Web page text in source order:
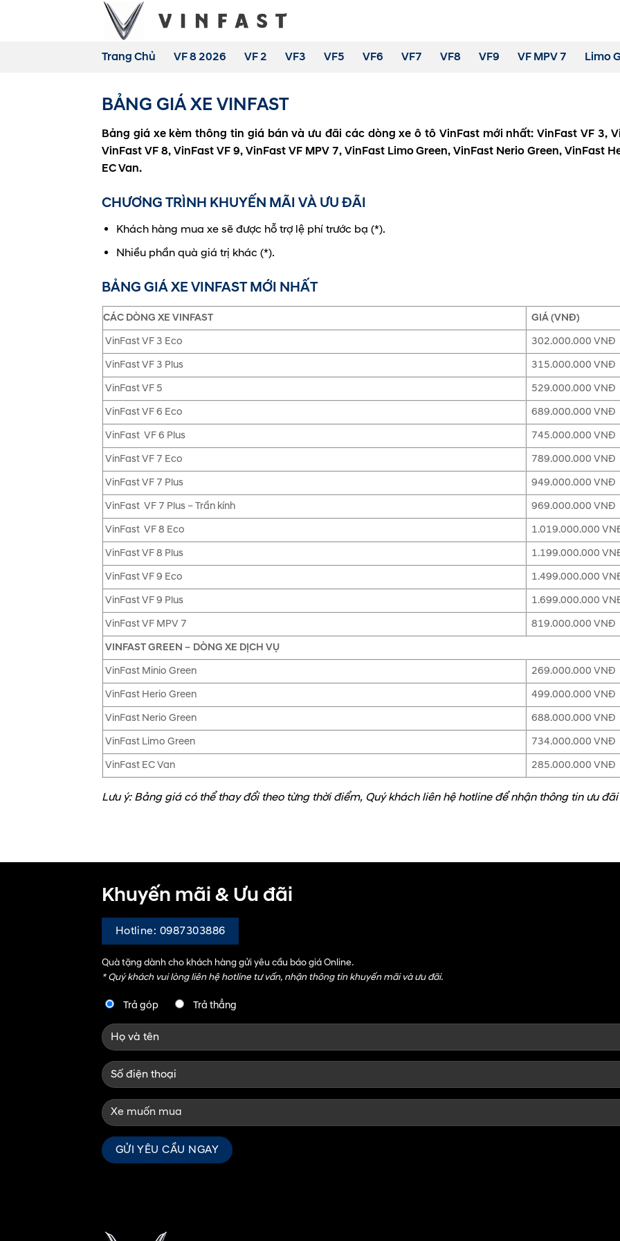
Trang Chủ VF 8 2026 VF 2 VF3 VF5 VF6 VF7 VF8 VF9 VF MPV 7 Limo
BẢNG GIÁ XE VINFAST
Bảng giá xe kèm thông tin giá bán và ưu đãi các dòng xe ô tô VinFast mới nhất: VinFast VF 3,
VinFast VF 8, VinFast VF 9, VinFast VF MPV 7, VinFast Limo Green, VinFast Nerio Green, VinFast
EC Van.
CHƯƠNG TRÌNH KHUYẾN MÃI VÀ ƯU ĐÃI
Khách hàng mua xe sẽ được hỗ trợ lệ phí trước bạ (*).
Nhiều phần quà giá trị khác (*).
BẢNG GIÁ XE VINFAST MỚI NHẤT
CÁC DÒNG XE VINFAST
GIÁ (VNĐ)
VinFast VF 3 Eco
302.000.000 VNĐ
VinFast VF 3 Plus
315.000.000 VNĐ
VinFast VF 5
529.000.000 VNĐ
VinFast VF 6 Eco
689.000.000 VNĐ
VinFast VF 6 Plus
745.000.000 VNĐ
VinFast VF 7 Eco
789.000.000 VNĐ
VinFast VF 7 Plus
949.000.000 VNĐ
VinFast VF 7 Plus – Trần kính
969.000.000 VNĐ
VinFast VF 8 Eco
1.019.000.000
VinFast VF 8 Plus
1.199.000.000
VinFast VF 9 Eco
1.499.000.000
VinFast VF 9 Plus
1.699.000.000
VinFast VF MPV 7
819.000.000 VNĐ
VINFAST GREEN – DÒNG XE DỊCH VỤ
VinFast Minio Green
269.000.000 VNĐ
VinFast Herio Green
499.000.000 VNĐ
VinFast Nerio Green
688.000.000 VNĐ
VinFast Limo Green
734.000.000 VNĐ
VinFast EC Van
285.000.000 VNĐ
Lưu ý: Bảng giá có thể thay đổi theo từng thời điểm, Quý khách liên hệ hotline để nhận thông tin ưu
Khuyến mãi & Ưu đãi
Hotline: 0987303886
Quà tặng dành cho khách hàng gửi yêu cầu báo giá Online.
* Quý khách vui lòng liên hệ hotline tư vấn, nhận thông tin khuyến mãi và ưu đãi.
Trả góp Trả thẳng